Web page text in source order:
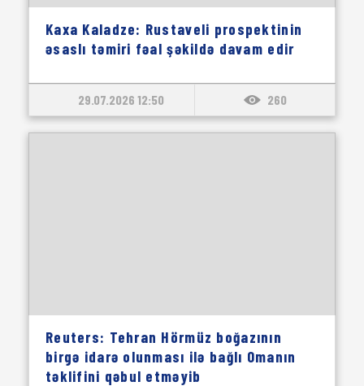
Kaxa Kaladze: Rustaveli prospektinin
əsaslı təmiri fəal şəkildə davam edir
29.07.2026 12:50 260
Reuters: Tehran Hörmüz boğazının
birgə idarə olunması ilə bağlı Omanın
təklifini qəbul etməyib